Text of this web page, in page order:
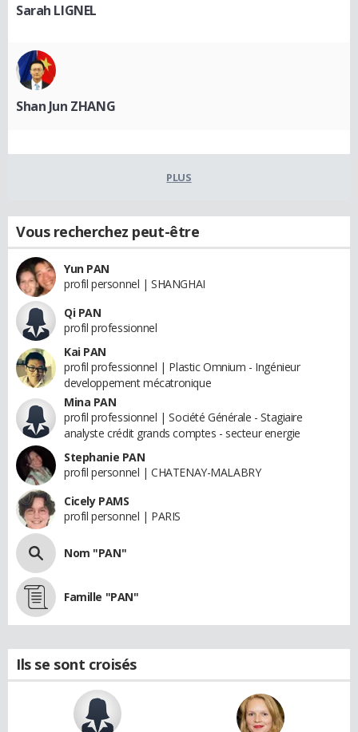
Sarah LIGNEL
Shan Jun ZHANG
PLUS
Vous recherchez peut-être
Yun PAN
profil personnel | SHANGHAI
Qi PAN
profil professionnel
Kai PAN
profil professionnel | Plastic Omnium - Ingénieur
developpement mécatronique
Mina PAN
profil professionnel | Société Générale - Stagiaire
analyste crédit grands comptes - secteur energie
Stephanie PAN
profil personnel | CHATENAY-MALABRY
Cicely PAMS
profil personnel | PARIS
Nom "PAN"
Famille "PAN"
Ils se sont croisés